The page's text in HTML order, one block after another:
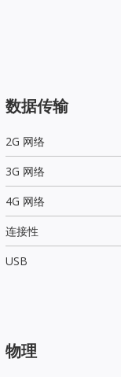
数据传输
2G 网络
3G 网络
4G 网络
连接性
USB
物理